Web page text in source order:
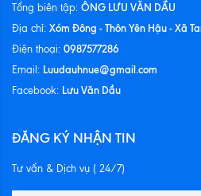
Tổng biên tập: ÔNG LƯU VĂN DẦU
Địa chỉ: Xóm Đông - Thôn Yên Hậu - Xã
Điện thoại: 0987577286
Email: Luudauhnue@gmail.com
Facebook: Lưu Văn Dầu
ĐĂNG KÝ NHẬN TIN
Tư vấn & Dịch vụ ( 24/7)